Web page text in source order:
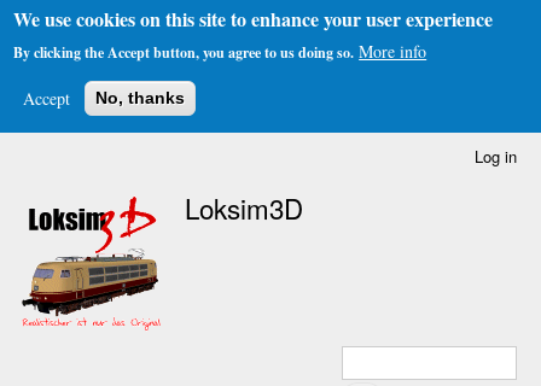
We use cookies on this site to enhance your user experience
By clicking the Accept button, you agree to us doing so. More info
Accept No, thanks
main
content
menu
Log in
Loksim3D
Search